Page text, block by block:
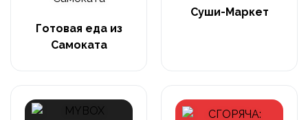
Готовая еда из
Самоката
Суши-Маркет